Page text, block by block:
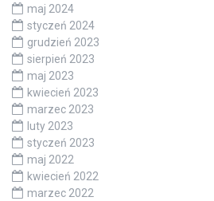
maj 2024
styczeń 2024
grudzień 2023
sierpień 2023
maj 2023
kwiecień 2023
marzec 2023
luty 2023
styczeń 2023
maj 2022
kwiecień 2022
marzec 2022